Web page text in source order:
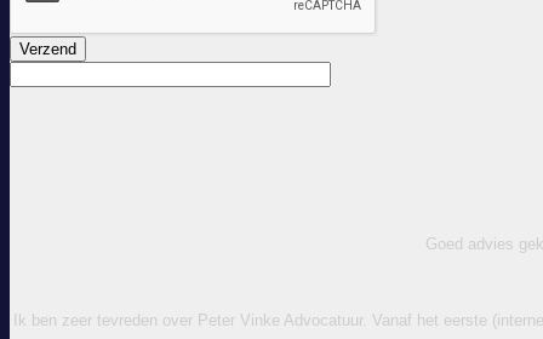
Verzend
Goed advies
Ik ben zeer tevreden over Peter Vinke Advocatuur. Vanaf het eerste